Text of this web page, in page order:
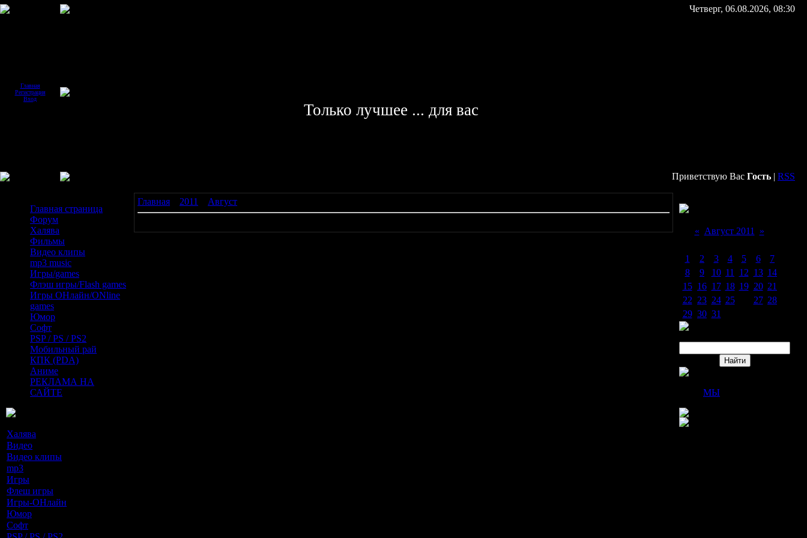
Четверг, 06.08.2026, 08:30
Главная
Регистрация
Вход
Только лучшее ... для вас
Приветствую Вас Гость | RSS
Главная страница
Форум
Халява
Фильмы
Видео клипы
mp3 music
Игры/games
Флэш игры/Flash games
Игры ОНлайн/ONline
games
Юмор
Софт
PSP / PS / PS2
Мобильный рай
КПК (PDA)
Аниме
РЕКЛАМА НА
САЙТЕ
Халява
Видео
Видео клипы
mp3
Игры
Флеш игры
Игры-ОНлайн
Юмор
Софт
Главная 2011 Август
« Август 2011
»
1
2 3 4 5 6
7
8
9 10 11 12 13 14
15 16 17 18 19 20 21
22 23 24 25 27 28
29 30 31
МЫ